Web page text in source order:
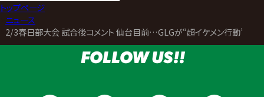
トップページ
ニュース
2/3春日部大会 試合後コメント 仙台目前…GLGが“超イケメン行動”締め
FOLLOW US!!